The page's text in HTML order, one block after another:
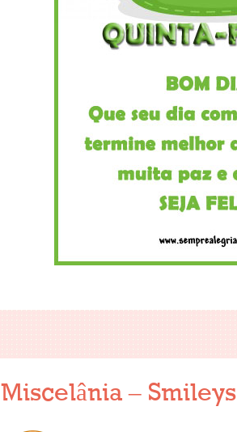
Miscelânia – Smileys